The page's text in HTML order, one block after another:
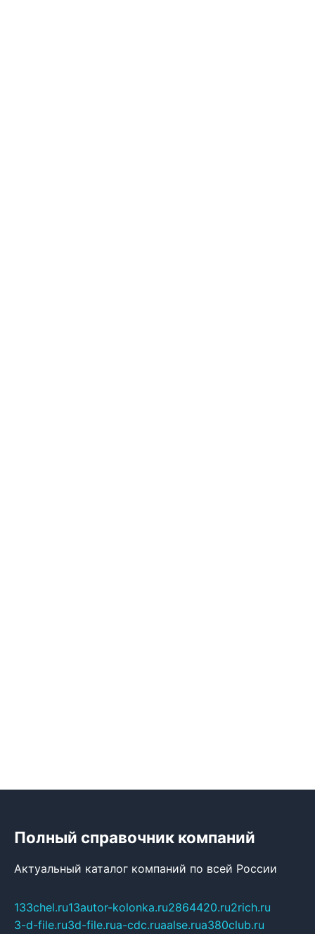
Полный справочник компаний
Актуальный каталог компаний по всей России
133chel.ru13autor-kolonka.ru2864420.ru2rich.ru
3-d-file.ru3d-file.rua-cdc.ruaalse.rua380club.ru